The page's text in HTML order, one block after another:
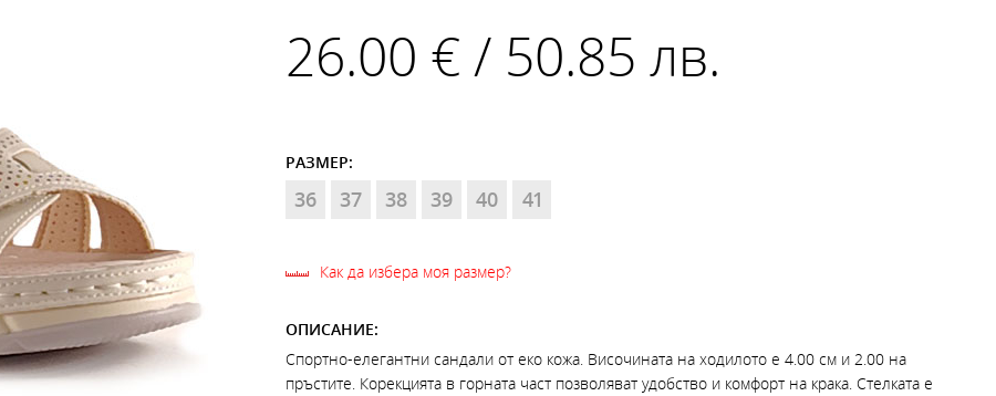
26.00 € / 50.85 лв.
РАЗМЕР:
36 37 38 39 40 41
Как да избера моя размер?
ОПИСАНИЕ:
Спортно-елегантни сандали от еко кожа. Височината на ходилото е 4.00 см и 2.00 на
пръстите. Корекцията в горната част позволяват удобство и комфорт на крака. Стелката е